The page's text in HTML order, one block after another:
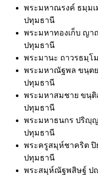
พระมหาณรงค์ ธมฺมเ
ปทุมธานี
พระมหาทองเก็บ ญา
ปทุมธานี
พระมานะ ถาวรธมฺโม
พระมหาณัฐพล ขนฺต
ปทุมธานี
พระมหาสมชาย ขนฺ
ปทุมธานี
พระมหาธนกร ปริญฺ
ปทุมธานี
พระครูสมุห์ชาคริต ปิ
ปทุมธานี
พระสมุห์ณัฐพสิษฐ์ ป